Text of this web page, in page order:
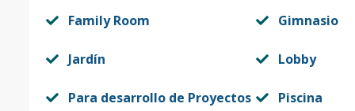
Código
Family Room Gimnasio
Jardín Lobby
Para desarrollo de Proyectos
Piscina